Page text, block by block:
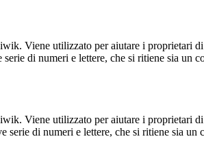
Viene utilizzato per aiutare i proprietari
di numeri e lettere, che si ritiene sia un
Viene utilizzato per aiutare i proprietari
di numeri e lettere, che si ritiene sia